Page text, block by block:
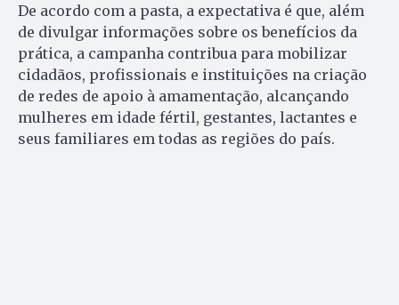
De acordo com a pasta, a expectativa é que, além
de divulgar informações sobre os benefícios da
prática, a campanha contribua para mobilizar
cidadãos, profissionais e instituições na criação
de redes de apoio à amamentação, alcançando
mulheres em idade fértil, gestantes, lactantes e
seus familiares em todas as regiões do país.